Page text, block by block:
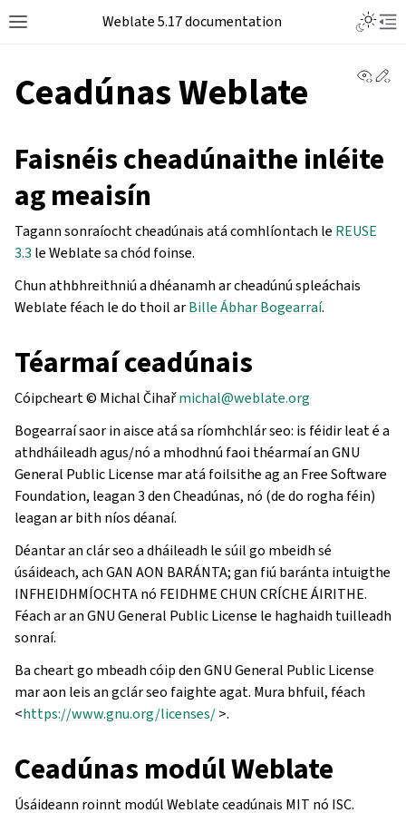
Weblate 5.17 documentation
Ceadúnas Weblate
Faisnéis cheadúnaithe inléite
ag meaisín
Tagann sonraíocht cheadúnais atá comhlíontach le REUSE
3.3 le Weblate sa chód foinse.
Chun athbhreithniú a dhéanamh ar cheadúnú spleáchais
Weblate féach le do thoil arBille Ábhar Bogearraí.
Téarmaí ceadúnais
Cóipcheart © Michal Čihařmichal@weblate.org
Bogearraí saor in aisce atá sa ríomhchlár seo: is féidir leat é a
athdháileadh agus/nó a mhodhnú faoi théarmaí an GNU
General Public License mar atá foilsithe ag an Free Software
Foundation, leagan 3 den Cheadúnas, nó (de do rogha féin)
leagan ar bith níos déanaí.
Déantar an clár seo a dháileadh le súil go mbeidh sé
úsáideach, ach GAN AON BARÁNTA; gan fiú baránta intuigthe
INFHEIDHMÍOCHTA nó FEIDHME CHUN CRÍCHE ÁIRITHE.
Féach ar an GNU General Public License le haghaidh tuilleadh
sonraí.
Ba cheart go mbeadh cóip den GNU General Public License
mar aon leis an gclár seo faighte agat. Mura bhfuil, féach
<https://www.gnu.org/licenses/>.
Ceadúnas modúl Weblate
Úsáideann roinnt modúl Weblate ceadúnais MIT nó ISC.